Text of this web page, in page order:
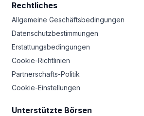
Rechtliches
Allgemeine Geschäftsbedingungen
Datenschutzbestimmungen
Erstattungsbedingungen
Cookie-Richtlinien
Partnerschafts-Politik
Cookie-Einstellungen
Unterstützte Börsen